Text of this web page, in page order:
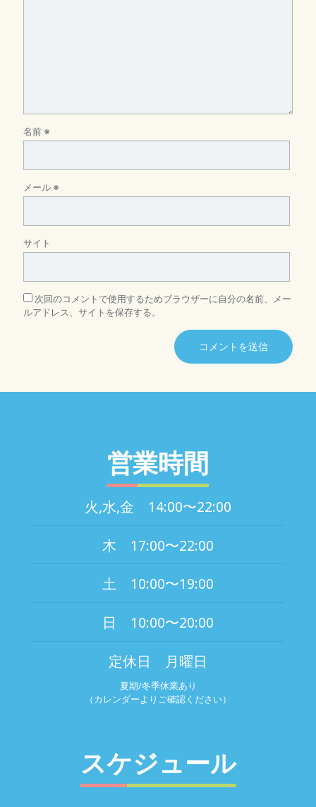
名前 ※
メール ※
サイト
次回のコメントで使用するためブラウザーに自分の名前、メー
ルアドレス、サイトを保存する。
営業時間
火,水,金 14:00〜22:00
木 17:00〜22:00
土 10:00〜19:00
日 10:00〜20:00
定休日 月曜日
夏期/冬季休業あり
（カレンダーよりご確認ください）
スケジュール